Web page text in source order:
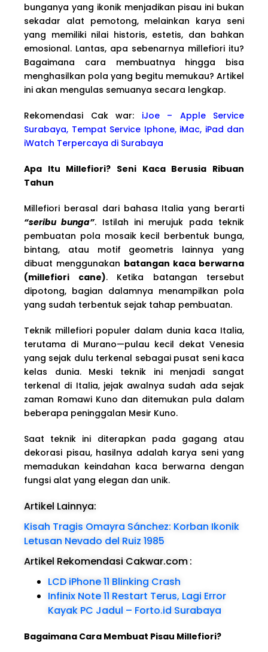
bunganya yang ikonik menjadikan pisau ini bukan
sekadar alat pemotong, melainkan karya seni
yang memiliki nilai historis, estetis, dan bahkan
emosional. Lantas, apa sebenarnya millefiori itu?
Bagaimana cara membuatnya hingga bisa
menghasilkan pola yang begitu memukau? Artikel
ini akan mengulas semuanya secara lengkap.
Rekomendasi Cak war: iJoe – Apple Service
Surabaya, Tempat Service Iphone, iMac, iPad dan
iWatch Terpercaya di Surabaya
Apa Itu Millefiori? Seni Kaca Berusia Ribuan
Tahun
Millefiori berasal dari bahasa Italia yang berarti
“seribu bunga”. Istilah ini merujuk pada teknik
pembuatan pola mosaik kecil berbentuk bunga,
bintang, atau motif geometris lainnya yang
dibuat menggunakan batangan kaca berwarna
(millefiori cane). Ketika batangan tersebut
dipotong, bagian dalamnya menampilkan pola
yang sudah terbentuk sejak tahap pembuatan.
Teknik millefiori populer dalam dunia kaca Italia,
terutama di Murano—pulau kecil dekat Venesia
yang sejak dulu terkenal sebagai pusat seni kaca
kelas dunia. Meski teknik ini menjadi sangat
terkenal di Italia, jejak awalnya sudah ada sejak
zaman Romawi Kuno dan ditemukan pula dalam
beberapa peninggalan Mesir Kuno.
Saat teknik ini diterapkan pada gagang atau
dekorasi pisau, hasilnya adalah karya seni yang
memadukan keindahan kaca berwarna dengan
fungsi alat yang elegan dan unik.
Artikel Lainnya:
Kisah Tragis Omayra Sánchez: Korban Ikonik
Letusan Nevado del Ruiz 1985
Artikel Rekomendasi Cakwar.com:
LCD iPhone 11 Blinking Crash
Infinix Note 11 Restart Terus, Lagi Error
Kayak PC Jadul – Forto.id Surabaya
Bagaimana Cara Membuat Pisau Millefiori?